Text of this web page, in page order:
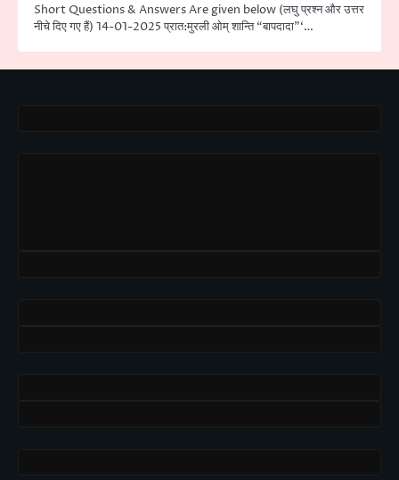
Short Questions & Answers Are given below (लघु प्रश्न और उत्तर
नीचे दिए गए हैं) 14-01-2025 प्रात:मुरली ओम् शान्ति “बापदादा”‘…